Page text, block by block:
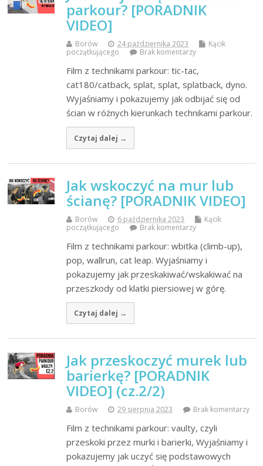
parkour? [PORADNIK
VIDEO]
Borów 24 października 2023
Kącik
początkującego
Brak komentarzy
Film z technikami parkour: tic-tac,
cat180/catback, splat, splat, splatback, dyno.
Wyjaśniamy i pokazujemy jak odbijać się od
ścian w różnych kierunkach technikami parkour.
Czytaj dalej →
Jak wskoczyć na mur lub
ścianę? [PORADNIK VIDEO]
Borów 6 października 2023
Kącik
początkującego
Brak komentarzy
Film z technikami parkour: wbitka (climb-up),
pop, wallrun, cat leap. Wyjaśniamy i
pokazujemy jak przeskakiwać/wskakiwać na
przeszkody od klatki piersiowej w górę.
Czytaj dalej →
Jak przeskoczyć murek lub
barierkę? [PORADNIK
VIDEO] (cz.2/2)
Borów 29 sierpnia 2023 Brak komentarzy
Film z technikami parkour: vaulty, czyli
przeskoki przez murki i barierki, Wyjaśniamy i
pokazujemy jak uczyć się podstawowych